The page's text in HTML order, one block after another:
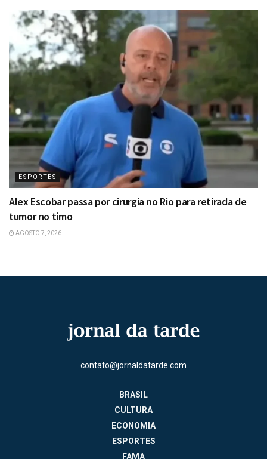
ESPORTES
Alex Escobar passa por cirurgia no Rio para retirada de
tumor no timo
AGOSTO 7, 2026
contato@jornaldatarde.com
BRASIL
CULTURA
ECONOMIA
ESPORTES
FAMA